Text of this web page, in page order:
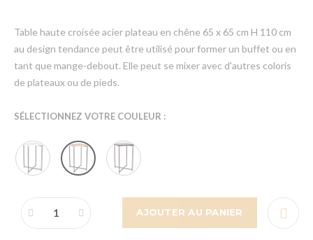
Table haute croisée acier plateau en chêne 65 x 65 cm H 110 cm
au design tendance peut être utilisé pour former un buffet ou en
tant que mange-debout. Elle peut se mixer avec d'autres coloris
de plateaux ou de pieds.
SÉLECTIONNEZ VOTRE COULEUR :
AJOUTER AU PANIER